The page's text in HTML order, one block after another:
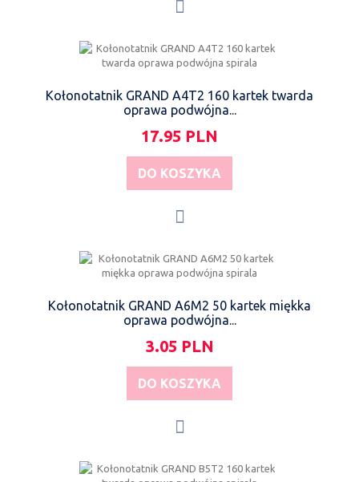
Kołonotatnik GRAND A4T2 160 kartek twarda
oprawa podwójna...
17.95 PLN
DO KOSZYKA
Kołonotatnik GRAND A6M2 50 kartek miękka
oprawa podwójna...
3.05 PLN
DO KOSZYKA